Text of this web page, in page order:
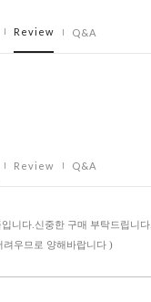
Review Q&A
Review Q&A
니다.신중한 구매 부탁드립니다.
우므로 양해바랍니다 )